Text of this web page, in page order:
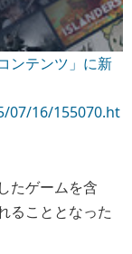
ンテンツ」に新
07/16/155070.ht
たゲームを含
ることとなった